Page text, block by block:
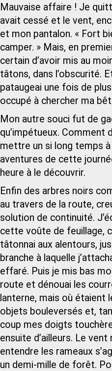
Mauvaise affaire ! Je
avait cessé et le vent,
et mon pantalon. « Fort
camper. » Mais, en
certain d’avoir mis au
tâtons, dans l’obscurité.
pataugeai une fois de
occupé à chercher ma
Mon autre souci fut de
qu’impétueux.
mettre un si long temps
aventures de cette
heure à le découvrir.
Enfin des arbres noirs
au travers de la route,
solution de continuité.
cette voûte de feuillage,
tâtonnai aux alentours,
branche à laquelle
effaré. Puis je mis bas
route et dénouai les
lanterne, mais où
objets bouleversés et,
coup mes doigts
ensuite d’ailleurs. Le
entendre les rameaux
un demi-mille de forêt.